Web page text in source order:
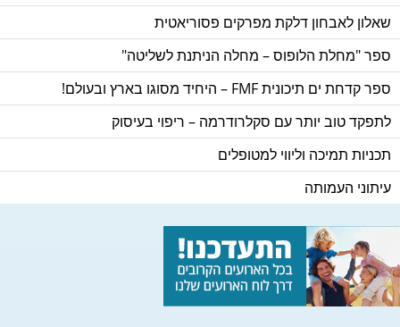
שאלון לאבחון דלקת מפרקים פסוריאטית
ספר "מחלת הלופוס – מחלה הניתנת לשליטה"
ספר קדחת ים תיכונית FMF – היחיד מסוגו בארץ ובעולם!
לתפקד טוב יותר עם סקלרודרמה – ריפוי בעיסוק
תכניות תמיכה וליווי למטופלים
עיתוני העמותה